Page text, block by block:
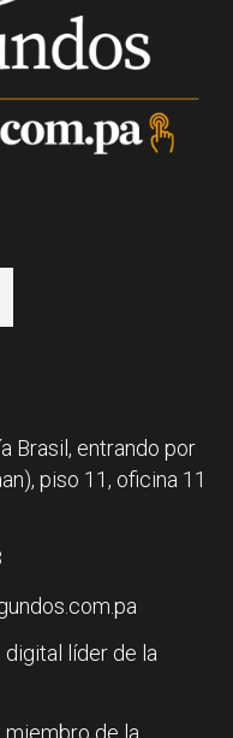
Brasil, entrando por
piso 11, oficina 11
digital líder de la
miembro de la